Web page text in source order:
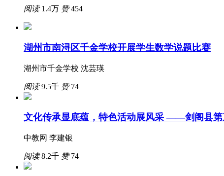
阅读1.4万 赞454
湖州市南浔区千金学校开展学生数学说题比赛
湖州市千金学校 沈芸瑛
阅读9.5千 赞74
文化传承显底蕴，特色活动展风采 ——剑阁县
中教网 李建银
阅读8.2千 赞74